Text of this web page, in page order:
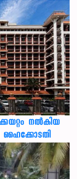
നൽകിയ
ഹൈക്കോടതി